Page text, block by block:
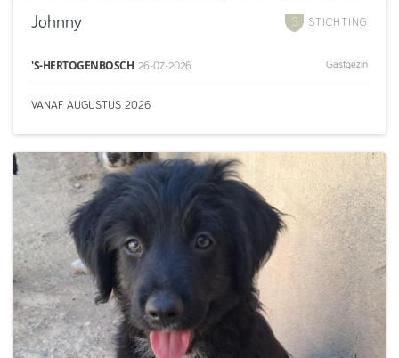
STICHTING
Johnny
'S-HERTOGENBOSCH 26-07-2026 Gastgezin
VANAF AUGUSTUS 2026